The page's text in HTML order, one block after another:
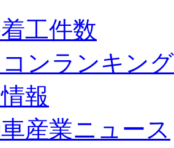
工件数
ンランキング
報
産業ニュース